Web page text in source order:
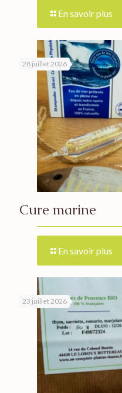
En savoir plus
28 juillet 2026
Cure marine
En savoir plus
23 juillet 2026